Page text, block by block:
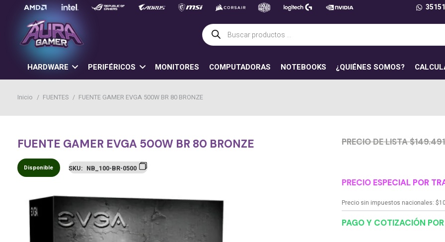
Búsqueda
de
productos
HARDWARE PERIFÉRICOS MONITORES COMPUTADORAS NOTEBOOKS ¿QUIÉNES SOMOS?
Inicio / FUENTES / FUENTE GAMER EVGA 500W BR 80 BRONZE
FUENTE GAMER EVGA 500W BR 80 BRONZE
Disponible SKU: NB_100-BR-0500
PRECIO DE LISTA
PRECIO ESPECIAL POR
Precio sin impuestos nacionales:$
PAGO Y COTIZACIÓN